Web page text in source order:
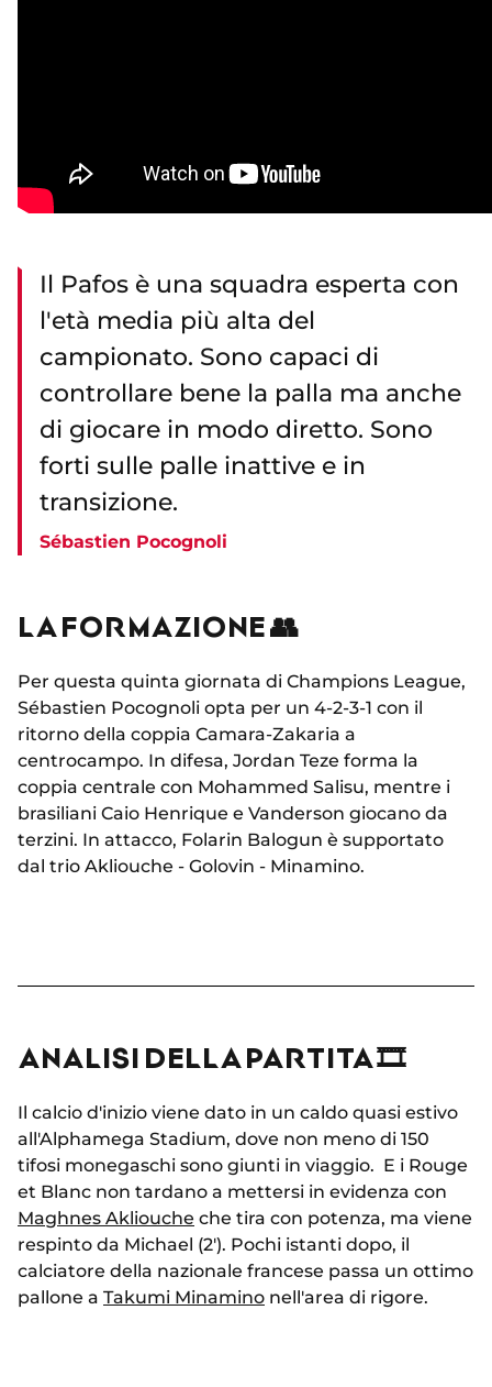
Il Pafos è una squadra esperta con
l'età media più alta del
campionato. Sono capaci di
controllare bene la palla ma anche
di giocare in modo diretto. Sono
forti sulle palle inattive e in
transizione.
Sébastien Pocognoli
LA FORMAZIONE 👥
Per questa quinta giornata di Champions League,
Sébastien Pocognoli opta per un 4-2-3-1 con il
ritorno della coppia Camara-Zakaria a
centrocampo. In difesa, Jordan Teze forma la
coppia centrale con Mohammed Salisu, mentre i
brasiliani Caio Henrique e Vanderson giocano da
terzini. In attacco, Folarin Balogun è supportato
dal trio Akliouche - Golovin - Minamino.
ANALISI DELLA PARTITA 🎞
Il calcio d'inizio viene dato in un caldo quasi estivo
all'Alphamega Stadium, dove non meno di 150
tifosi monegaschi sono giunti in viaggio. E i Rouge
et Blanc non tardano a mettersi in evidenza con
Maghnes Akliouche che tira con potenza, ma viene
respinto da Michael (2'). Pochi istanti dopo, il
calciatore della nazionale francese passa un ottimo
pallone a Takumi Minamino nell'area di rigore.